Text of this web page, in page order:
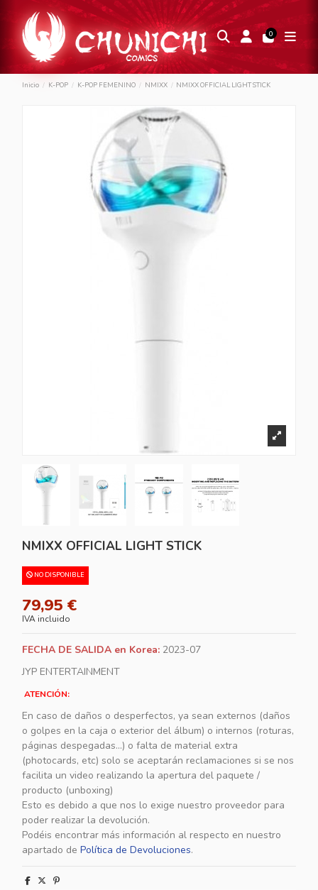
0
Inicio K-POP K-POP FEMENINO NMIXX NMIXX OFFICIAL LIGHT STICK
NMIXX OFFICIAL LIGHT STICK
NO DISPONIBLE
79,95 €
IVA incluido
FECHA DE SALIDA en Korea: 2023-07
JYP ENTERTAINMENT
ATENCIÓN:
En caso de daños o desperfectos, ya sean externos (daños
o golpes en la caja o exterior del álbum) o internos (roturas,
páginas despegadas...) o falta de material extra
(photocards, etc) solo se aceptarán reclamaciones si se nos
facilita un video realizando la apertura del paquete /
producto (unboxing)
Esto es debido a que nos lo exige nuestro proveedor para
poder realizar la devolución.
Podéis encontrar más información al respecto en nuestro
apartado de Política de Devoluciones.